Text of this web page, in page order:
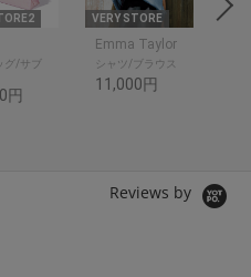
グ/サブ
円
VERY STORE
Emma Taylor
シャツ/ブラウス
11,000円
Reviews by